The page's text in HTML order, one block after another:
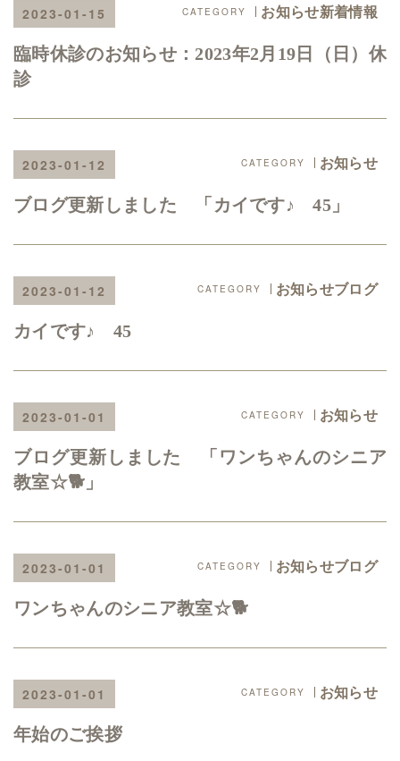
お知らせ新着情報
2023-01-15
臨時休診のお知らせ：2023年2月19日（日）休
診
お知らせ
2023-01-12
ブログ更新しました 「カイです♪ 45」
お知らせブログ
2023-01-12
カイです♪ 45
お知らせ
2023-01-01
ブログ更新しました 「ワンちゃんのシニア
教室☆🐕」
お知らせブログ
2023-01-01
ワンちゃんのシニア教室☆🐕
お知らせ
2023-01-01
年始のご挨拶